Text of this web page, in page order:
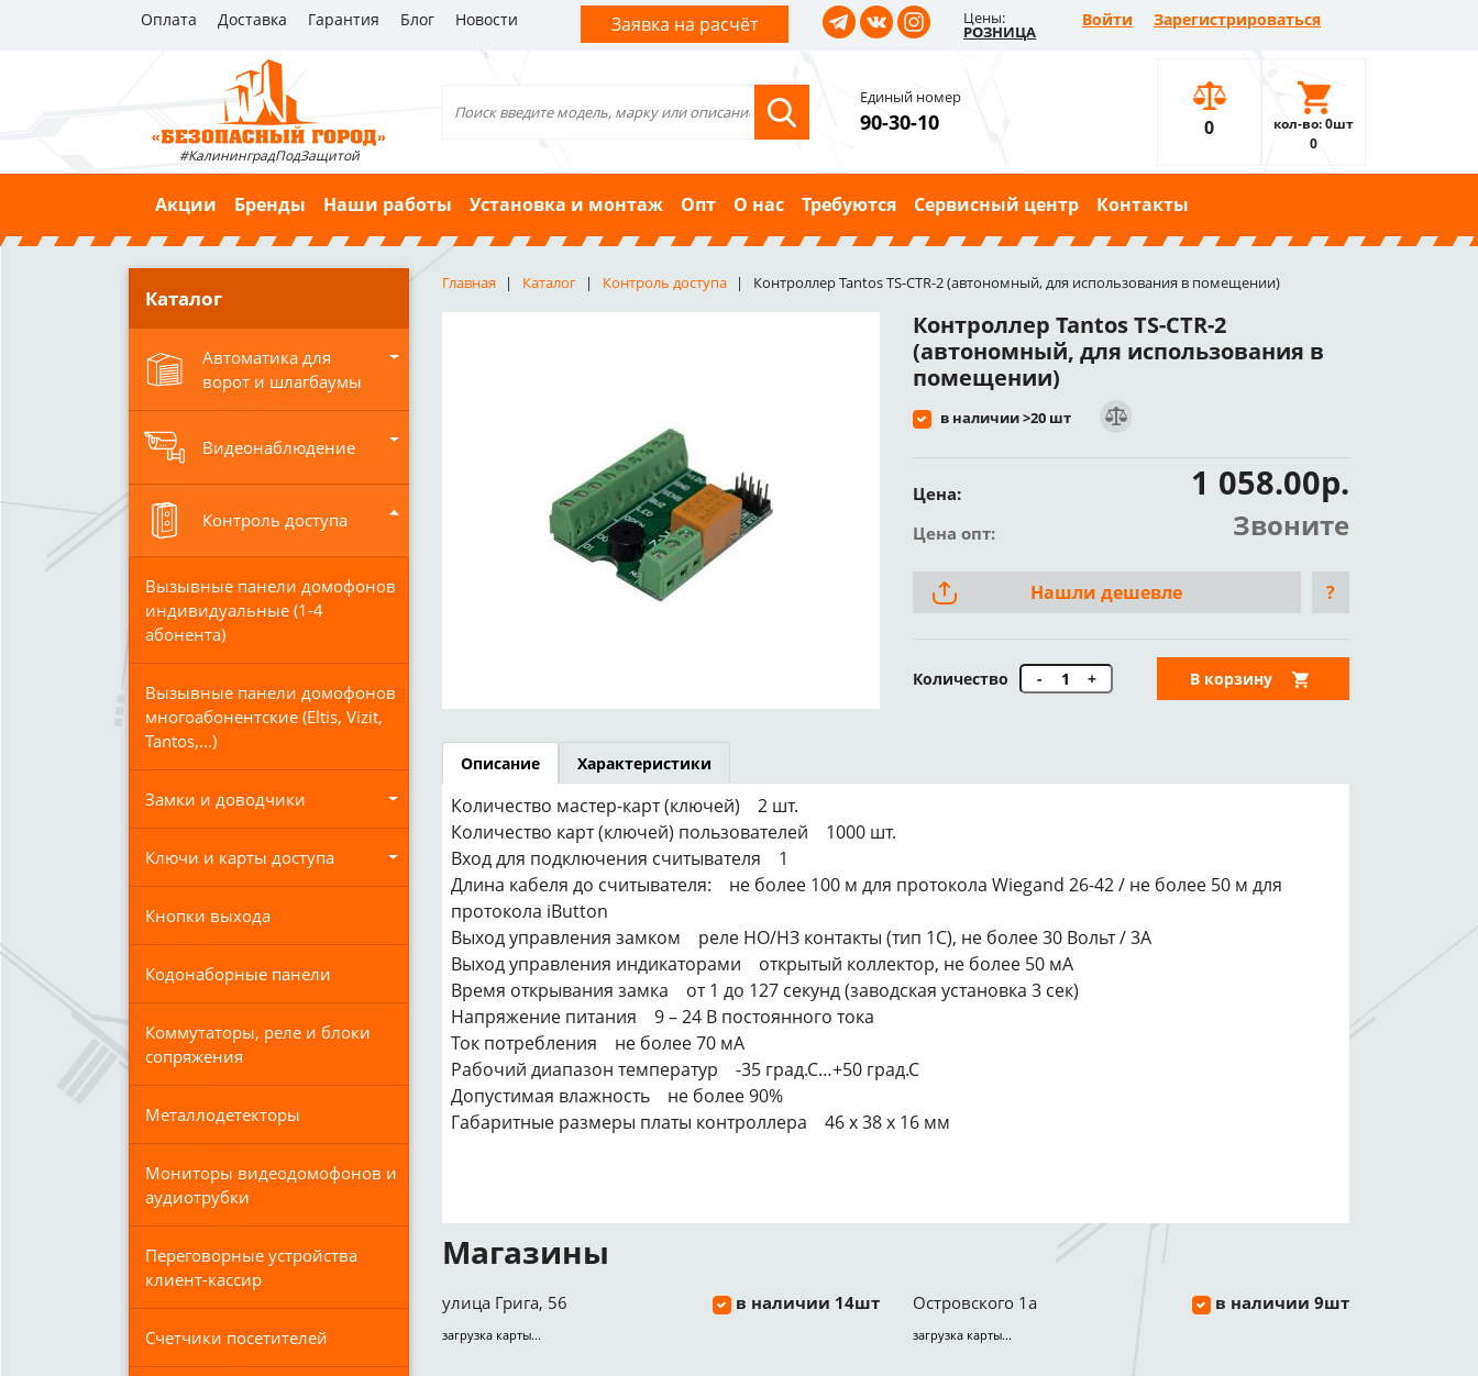
Оплата Доставка Гарантия Блог Новости Заявка на расчёт Цены:
РОЗНИЦА
Войти Зарегистрироваться
#КалининградПодЗащитой
Единый номер
90-30-10 0
кол-во: 0шт
0
Акции Бренды Наши работы Установка и монтаж Опт О нас Требуются Сервисный центр Контакты
Каталог
Автоматика для
ворот и шлагбаумы
Видеонаблюдение
Контроль доступа
Вызывные панели домофонов
индивидуальные (1-4
абонента)
Вызывные панели домофонов
многоабонентские (Eltis, Vizit,
Tantos,...)
Замки и доводчики
Ключи и карты доступа
Кнопки выхода
Кодонаборные панели
Коммутаторы, реле и блоки
сопряжения
Металлодетекторы
Мониторы видеодомофонов и
аудиотрубки
Переговорные устройства
клиент-кассир
Счетчики посетителей
Главная Каталог Контроль доступа Контроллер Tantos TS-CTR-2 (автономный, для использования в помещении)
Контроллер Tantos TS-CTR-2
(автономный, для использования в
помещении)
в наличии >20 шт
Цена: 1 058.00р.
Цена опт: Звоните
Нашли дешевле ?
Количество - + В корзину
Описание Характеристики
Количество мастер-карт (ключей) 2 шт.
Количество карт (ключей) пользователей 1000 шт.
Вход для подключения считывателя 1
Длина кабеля до считывателя: не более 100 м для протокола Wiegand 26-42 / не более 50 м для
протокола iButton
Выход управления замком реле НО/НЗ контакты (тип 1С), не более 30 Вольт / 3А
Выход управления индикаторами открытый коллектор, не более 50 мА
Время открывания замка от 1 до 127 секунд (заводская установка 3 сек)
Напряжение питания 9 – 24 В постоянного тока
Ток потребления не более 70 мА
Рабочий диапазон температур -35 град.С…+50 град.С
Допустимая влажность не более 90%
Габаритные размеры платы контроллера 46 х 38 х 16 мм
Магазины
улица Грига, 56 в наличии 14шт
загрузка карты...
Островского 1а в наличии 9шт
загрузка карты...